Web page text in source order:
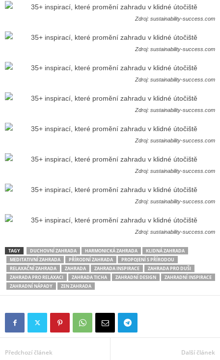
Zdroj: sustainability-success.com
Zdroj: sustainability-success.com
Zdroj: sustainability-success.com
Zdroj: sustainability-success.com
Zdroj: sustainability-success.com
Zdroj: sustainability-success.com
Zdroj: sustainability-success.com
Zdroj: sustainability-success.com
TAGY DUCHOVNÍ ZAHRADA HARMONICKÁ ZAHRADA
KLIDNÁ ZAHRADA
MEDITATIVNÍ ZAHRADA
PŘÍRODNÍ ZAHRADA
PROPOJENÍ S PŘÍRODOU
RELAXAČNÍ ZAHRADA
ZAHRADA ZAHRADA INSPIRACE
ZAHRADA PRO DUŠI
ZAHRADA PRO RELAXACI
ZAHRADA TICHA ZAHRADNÍ DESIGN
ZAHRADNÍ INSPIRACE
ZAHRADNÍ NÁPADY
ZEN ZAHRADA
Předchozí článek Další článek